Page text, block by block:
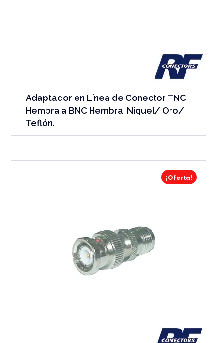
Adaptador en Línea de Conector TNC
Hembra a BNC Hembra, Níquel/ Oro/
Teflón.
¡Oferta!